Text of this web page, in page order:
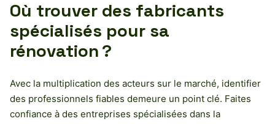
Où trouver des fabricants
spécialisés pour sa
rénovation ?
Avec la multiplication des acteurs sur le marché, identifier
des professionnels fiables demeure un point clé. Faites
confiance à des entreprises spécialisées dans la